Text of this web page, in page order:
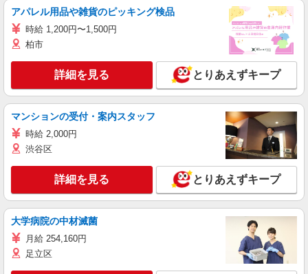
アパレル用品や雑貨のピッキング検品
時給 1,200円〜1,500円
柏市
詳細を見る とりあえずキープ
マンションの受付・案内スタッフ
時給 2,000円
渋谷区
詳細を見る とりあえずキープ
大学病院の中材滅菌
月給 254,160円
足立区